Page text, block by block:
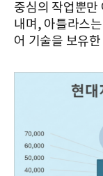
중심의 작업뿐만
내며, 아틀라스
어 기술을 보유